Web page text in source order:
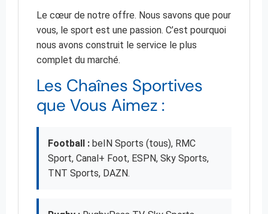
Le cœur de notre offre. Nous savons que pour
vous, le sport est une passion. C’est pourquoi
nous avons construit le service le plus
complet du marché.
Les Chaînes Sportives
que Vous Aimez :
Football : beIN Sports (tous), RMC
Sport, Canal+ Foot, ESPN, Sky Sports,
TNT Sports, DAZN.